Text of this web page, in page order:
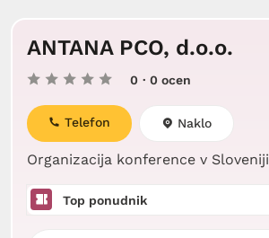
ANTANA PCO, d.o.o.
0 · 0 ocen
Organizacija konference v Sloveniji
Telefon Naklo
Top ponudnik